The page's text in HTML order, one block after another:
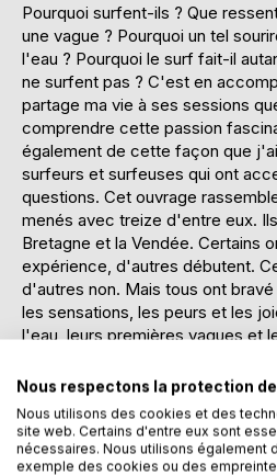
Pourquoi surfent-ils ? Que
une vague ? Pourquoi un tel
l'eau ? Pourquoi le surf fait-il
ne surfent pas ? C'est en
partage ma vie à ses sessions
comprendre cette passion
également de cette façon que
surfeurs et surfeuses qui ont
questions. Cet ouvrage
menés avec treize d'entre eux.
Bretagne et la Vendée. Certains
expérience, d'autres débutent.
d'autres non. Mais tous ont
les sensations, les peurs et les
l'eau, leurs premières vagues et
les unit à leurs spots et à leurs
leurs quotidiens pour être prêts
là. Les valeurs du surf, sa
aussi parfois confié : le surf est
Leurs réponses sont objectives
Nous respectons la protection
Nous utilisons des cookies et des
site web. Certains d'entre eux sont
nécessaires. Nous utilisons également
exemple des cookies ou des